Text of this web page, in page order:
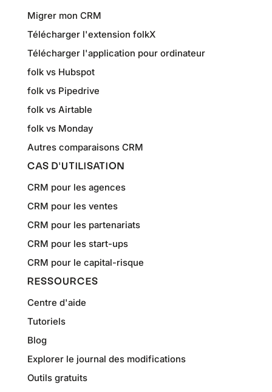
Migrer mon CRM
Télécharger l'extension folkX
Télécharger l'application pour ordinateur
folk vs Hubspot
folk vs Pipedrive
folk vs Airtable
folk vs Monday
Autres comparaisons CRM
CAS D'UTILISATION
CRM pour les agences
CRM pour les ventes
CRM pour les partenariats
CRM pour les start-ups
CRM pour le capital-risque
RESSOURCES
Centre d'aide
Tutoriels
Blog
Explorer le journal des modifications
Outils gratuits